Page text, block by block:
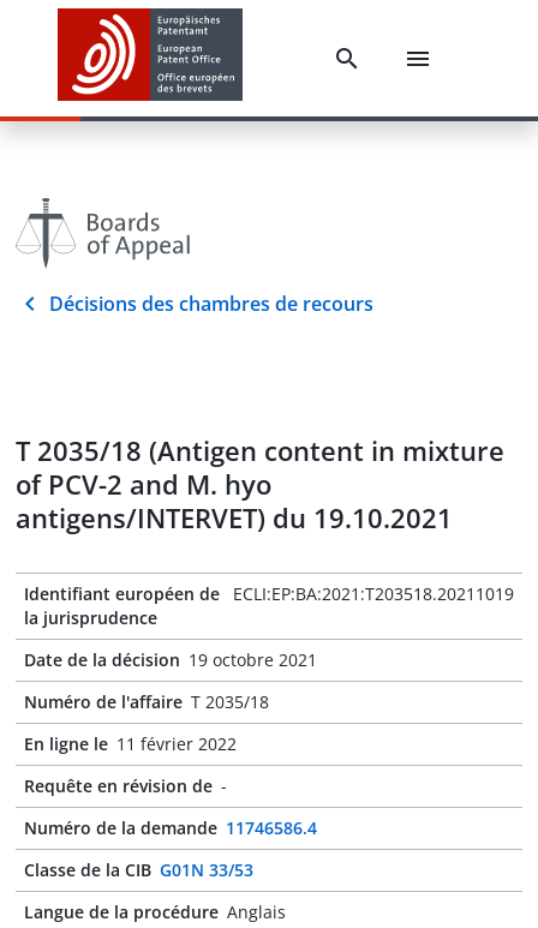
Décisions des chambres de recours
T 2035/18 (Antigen content in mixture
of PCV-2 and M. hyo
antigens/INTERVET) du 19.10.2021
Identifiant européen de
la jurisprudence
ECLI:EP:BA:2021:T203518.20211019
Date de la décision 19 octobre 2021
Numéro de l'affaire T 2035/18
En ligne le 11 février 2022
Requête en révision de -
Numéro de la demande 11746586.4
Classe de la CIB G01N 33/53
Langue de la procédure Anglais